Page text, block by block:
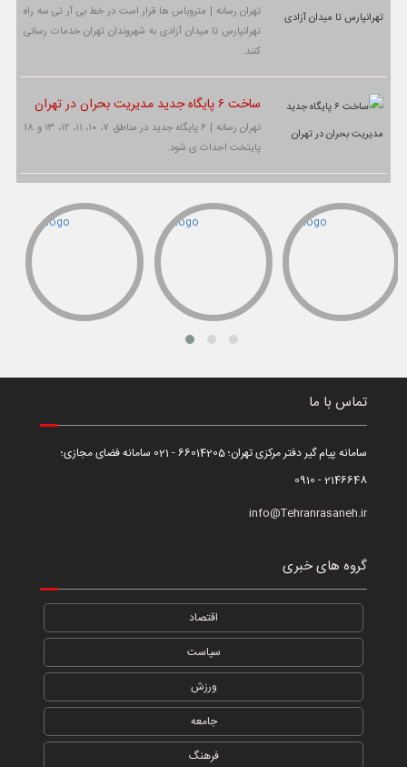
تهران رسانه | متروباس ها قرار است در خط بی آر تی سه راه
تهرانپارس تا میدان آزادی به شهروندان تهران خدمات رسانی
کنند.
ساخت ۶ پایگاه جدید مدیریت بحران در تهران
تهران رسانه | ۶ پایگاه جدید در مناطق ۷، ۱۰، ۱۱، ۱۲، ۱۳ و ۱۸
پایتخت احداث ی شود.
تماس با ما
سامانه پیام گیر دفتر مرکزی تهران؛ 66014205 - 021 سامانه فضای مجازی؛
2146648 - 0910
info@Tehranrasaneh.ir
گروه های خبری
اقتصاد
سیاست
ورزش
جامعه
فرهنگ